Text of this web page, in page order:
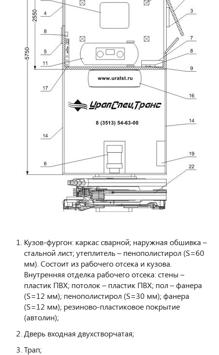
Кузов-фургон: каркас сварной; наружная обшивка –
стальной лист; утеплитель – пенополистирол (S=60
мм). Состоит из рабочего отсека и кузова.
Внутренняя отделка рабочего отсека: стены –
пластик ПВХ; потолок – пластик ПВХ; пол – фанера
(S=12 мм); пенополистирол (S=30 мм); фанера
(S=12 мм); резиново-пластиковое покрытие
(автолин);
Дверь входная двухстворчатая;
Трап;